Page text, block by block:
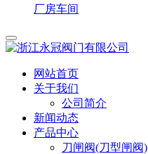
厂房车间
网站首页
关于我们
公司简介
新闻动态
产品中心
刀闸阀(刀型闸阀)